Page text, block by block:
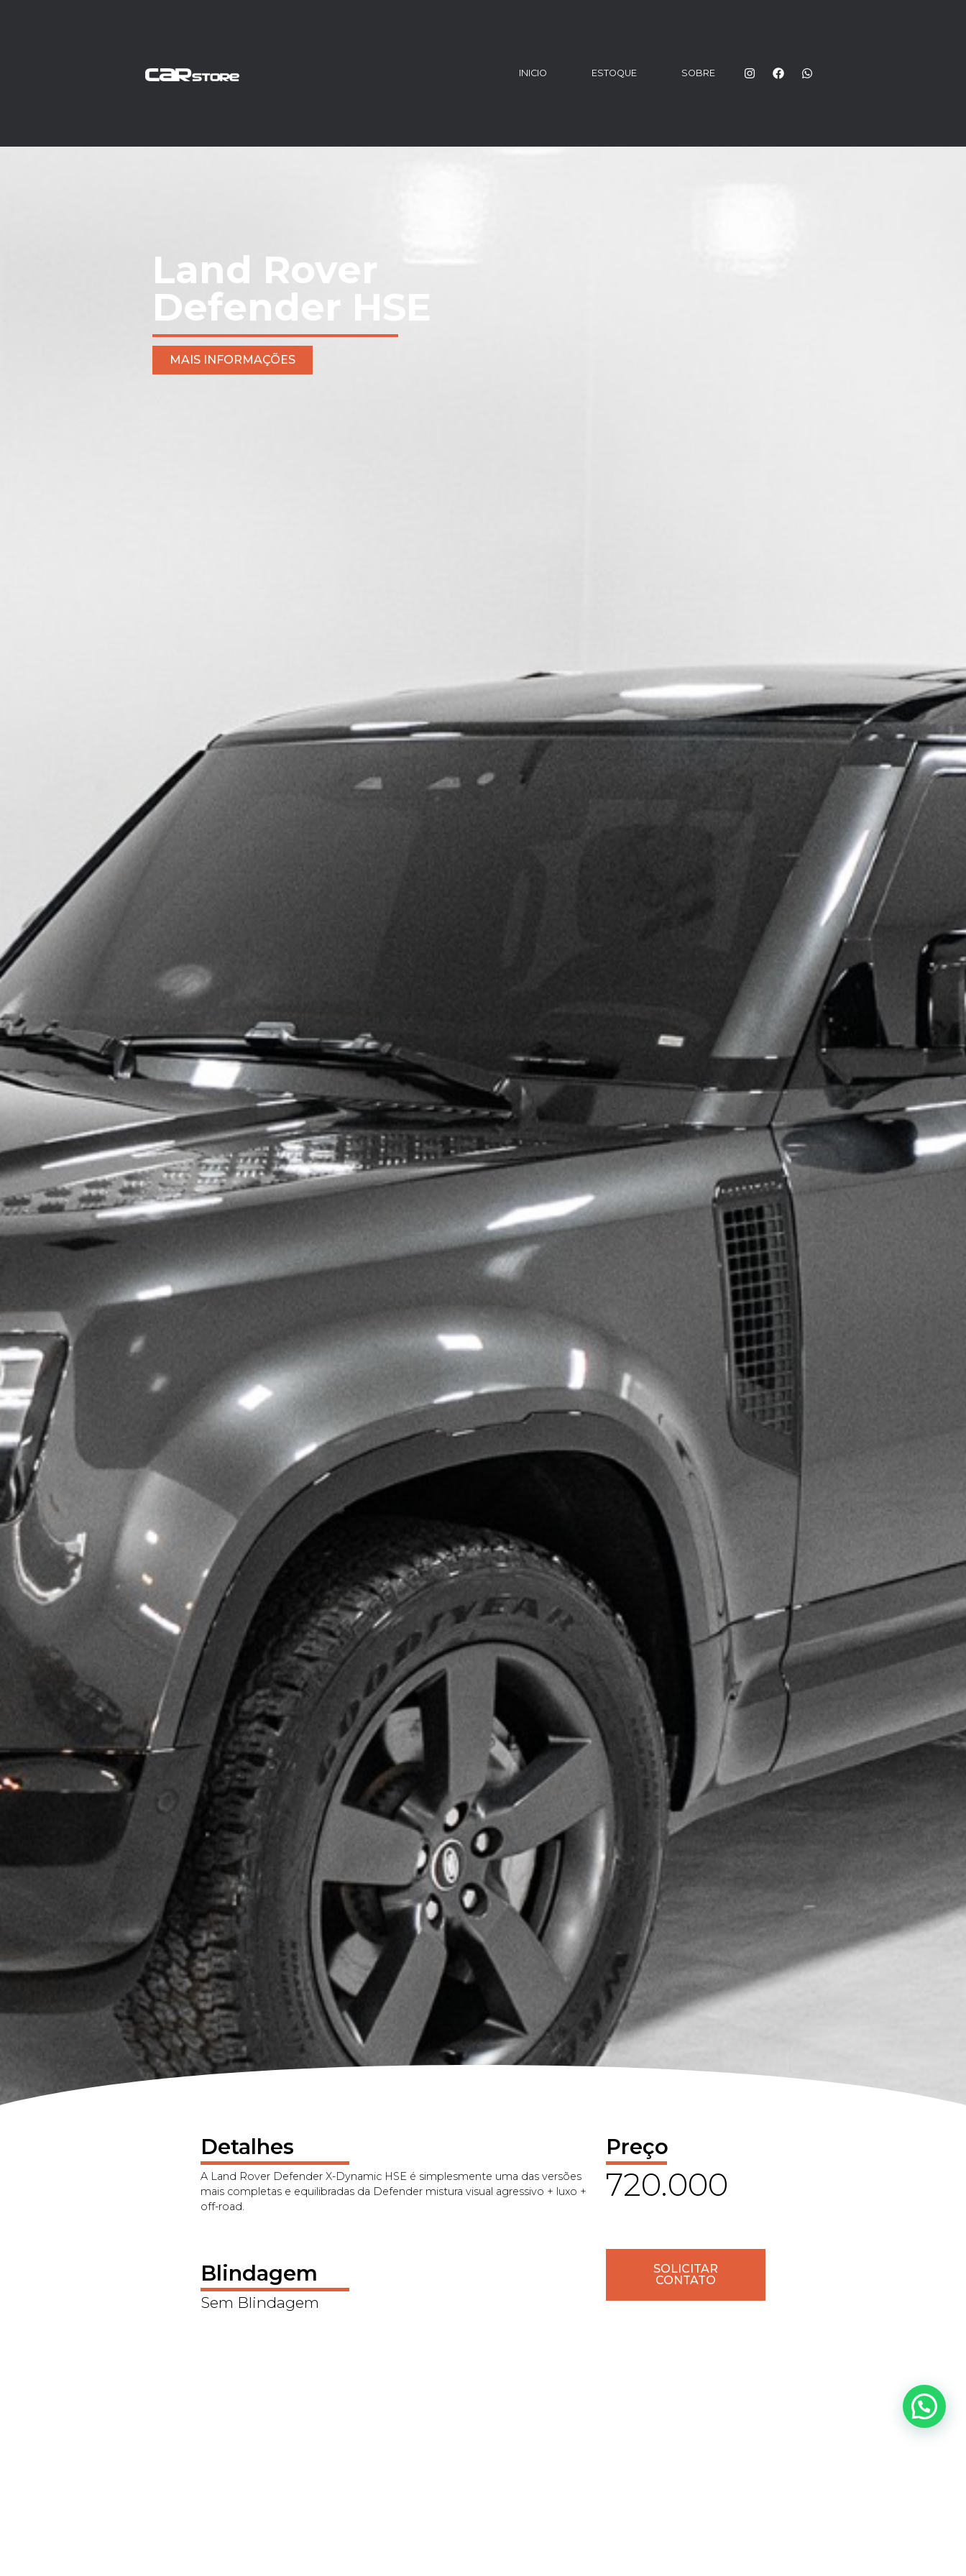
INICIO ESTOQUE SOBRE
Land Rover
Defender HSE
MAIS INFORMAÇÕES
Detalhes
A Land Rover Defender X-Dynamic HSE é simplesmente uma das versões
mais completas e equilibradas da Defender mistura visual agressivo + luxo +
off-road.
Blindagem
Sem Blindagem
Preço
720.000
SOLICITAR
CONTATO